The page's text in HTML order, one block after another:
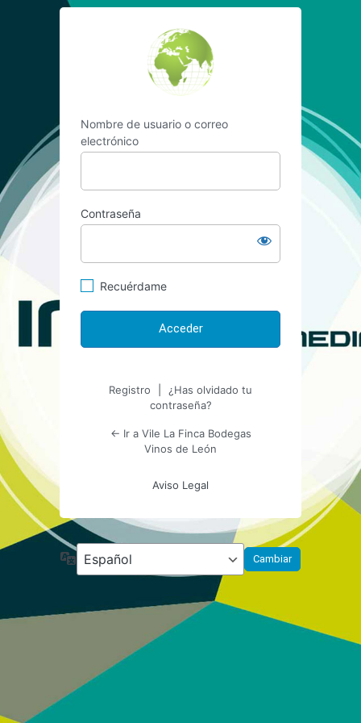
Acceder
Nombre de usuario o correo
electrónico
Contraseña
Recuérdame
Registro
¿Has olvidado tu
contraseña?
← Ir a Vile La Finca Bodegas
Vinos de León
Aviso Legal
Idioma